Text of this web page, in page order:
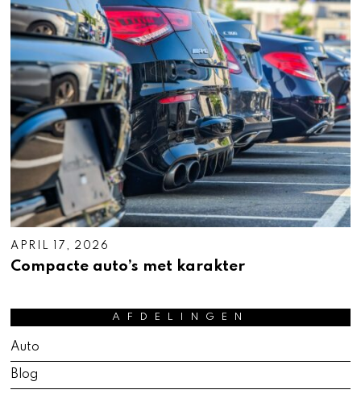
APRIL 17, 2026
P
R
1
7
Compacte auto’s met karakter
AFDELINGEN
Auto
Blog